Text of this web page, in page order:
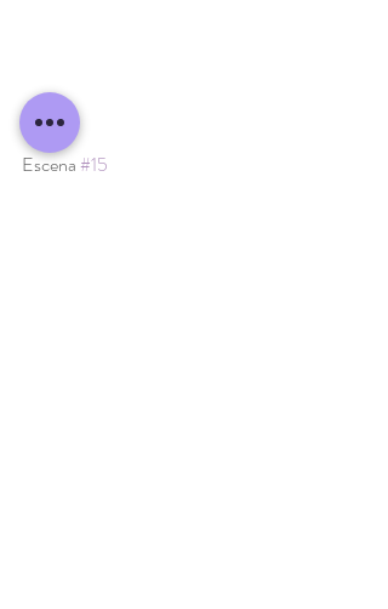
Escena #15